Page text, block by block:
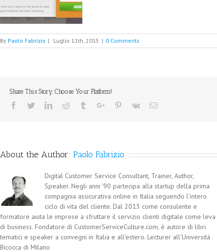
By Paolo Fabrizio | Luglio 11th, 2015 | 0 Comments
Share This Story, Choose Your Platform!
Facebook
TwitterLinkedinReddit TumblrGoogle+Pinterest
Vk Email
About the Author: Paolo Fabrizio
Digital Customer Service Consultant, Trainer, Author,
Speaker. Negli anni '90 partecipa alla startup della prima
compagnia assicurativa online in Italia seguendo l'intero
ciclo di vita del cliente. Dal 2013 come consulente e
formatore aiuta le imprese a sfruttare il servizio clienti digitale come leva
di business. Fondatore di CustomerServiceCulture.com, è autore di libri
tematici e speaker a convegni in Italia e all'estero. Lecturer all'Università
Bicocca di Milano